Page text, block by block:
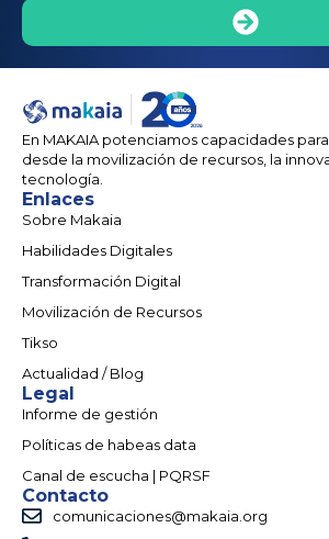
En MAKAIA potenciamos capacidades
desde la movilización de recursos, la
tecnología.
Enlaces
Sobre Makaia
Habilidades Digitales
Transformación Digital
Movilización de Recursos
Tikso
Actualidad / Blog
Legal
Informe de gestión
Políticas de habeas data
Canal de escucha | PQRSF
Contacto
comunicaciones@makaia.org